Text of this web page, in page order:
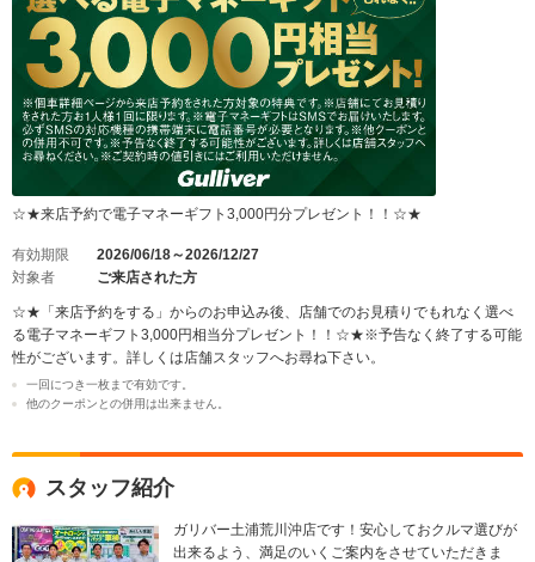
☆★来店予約で電子マネーギフト3,000円分プレゼント！！☆★
有効期限
2026/06/18～2026/12/27
対象者
ご来店された方
☆★「来店予約をする」からのお申込み後、店舗でのお見積りでもれなく選べ
る電子マネーギフト3,000円相当分プレゼント！！☆★※予告なく終了する可能
性がございます。詳しくは店舗スタッフへお尋ね下さい。
一回につき一枚まで有効です。
他のクーポンとの併用は出来ません。
スタッフ紹介
ガリバー土浦荒川沖店です！安心しておクルマ選びが
出来るよう、満足のいくご案内をさせていただきま